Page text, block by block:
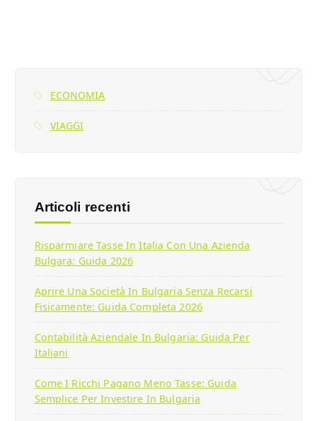
ECONOMIA
VIAGGI
Articoli recenti
Risparmiare Tasse In Italia Con Una Azienda
Bulgara: Guida 2026
Aprire Una Società In Bulgaria Senza Recarsi
Fisicamente: Guida Completa 2026
Contabilità Aziendale In Bulgaria: Guida Per
Italiani
Come I Ricchi Pagano Meno Tasse: Guida
Semplice Per Investire In Bulgaria